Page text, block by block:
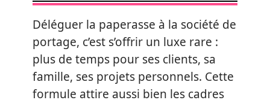
Déléguer la paperasse à la société de
portage, c’est s’offrir un luxe rare :
plus de temps pour ses clients, sa
famille, ses projets personnels. Cette
formule attire aussi bien les cadres